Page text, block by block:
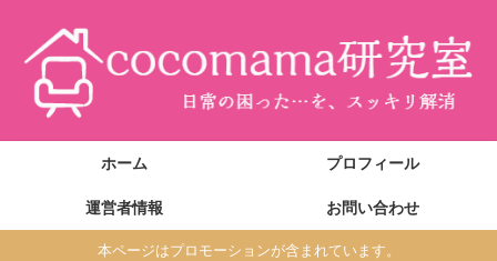
ホーム プロフィール
運営者情報 お問い合わせ
本ページはプロモーションが含まれています。